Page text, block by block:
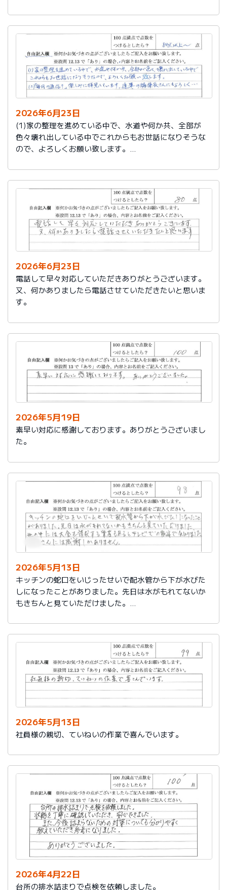
2026年6月23日
(1)家の整理を進めている中で、水道や何か共、全部が
色々壊れ出している中でこれからもお世話になりそうな
ので、よろしくお願い致します。
集長さんにもよろしく…
2026年6月23日
電話して早々対応していただきありがとうございます。
又、何かありましたら電話させていただきたいと思いま
す。
2026年5月19日
素早い対応に感謝しております。ありがとうございまし
た。
2026年5月13日
キッチンの蛇口をいじったせいで配水管から下が水びた
しになったことがありました。先日は水がもれてないか
もきちんと見ていただけました。
で知りました。
社員さんには感謝しかありません。
2026年5月13日
社員様の親切、ていねいの作業で喜んでいます。
2026年4月22日
台所の排水詰まりで点検を依頼しました。